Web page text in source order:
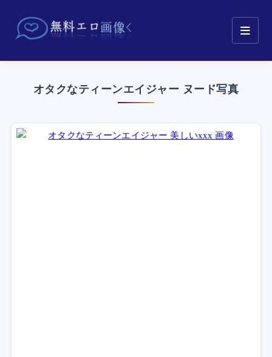
オタクなティーンエイジャー ヌード写真